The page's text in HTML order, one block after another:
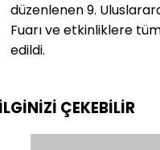
düzenlenen 9.
Fuarı ve etkinliklere
edildi.
ÇEKEBİLİR